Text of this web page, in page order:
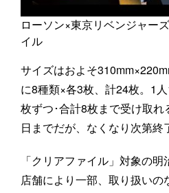
ローソン×東京リベンジャー
イル
サイズはおよそ
に8種類×各3枚、計24枚。1
枚ずつ･合計8枚まで受け取
日までだが、なくなり次第終
「クリアファイル」対象の明
店舗により一部、取り扱い